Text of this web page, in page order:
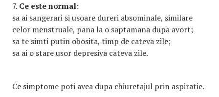
7. Ce este normal:
sa ai sangerari si usoare dureri absominale, similare
celor menstruale, pana la o saptamana dupa avort;
sa te simti putin obosita, timp de cateva zile;
sa ai o stare usor depresiva cateva zile.
Ce simptome poti avea dupa chiuretajul prin aspiratie.